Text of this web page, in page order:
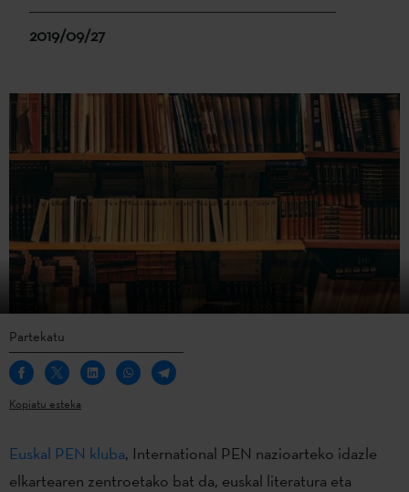
2019/09/27
Partekatu
Kopiatu esteka
Euskal PEN kluba, International PEN nazioarteko idazle
elkartearen zentroetako bat da, euskal literatura eta